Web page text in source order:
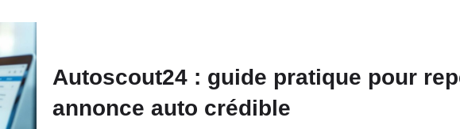
Autoscout24 : guide pratique pour
annonce auto crédible